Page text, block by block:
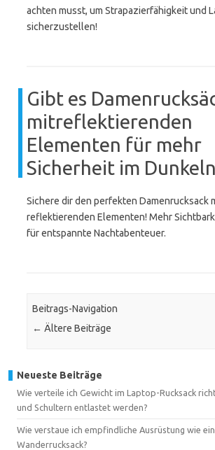
achten musst, um Strapazierfähigkeit und
sicherzustellen!
Gibt es
mitreflektierenden
Elementen für mehr
Sicherheit im
Sichere dir den perfekten Damenrucksack
reflektierenden Elementen! Mehr
für entspannte Nachtabenteuer.
Beitrags-Navigation
← Ältere Beiträge
Neueste Beiträge
Wie verteile ich Gewicht im Laptop-Rucksack
und Schultern entlastet werden?
Wie verstaue ich empfindliche Ausrüstung wie
Wanderrucksack?